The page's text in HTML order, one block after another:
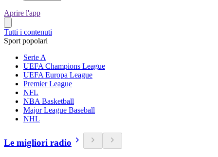
Aprire l'app
Tutti i contenuti
Sport popolari
Serie A
UEFA Champions League
UEFA Europa League
Premier League
NFL
NBA Basketball
Major League Baseball
NHL
Le migliori radio